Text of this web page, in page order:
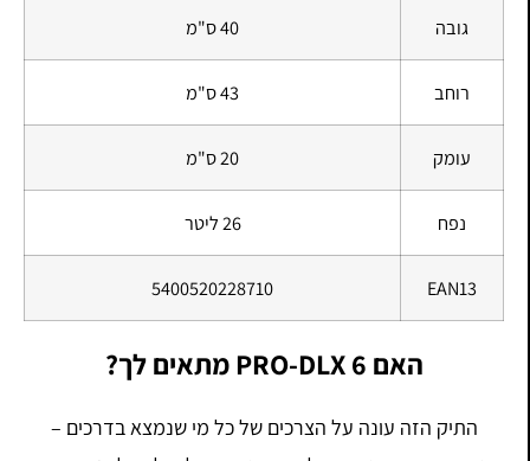
גובה 40 ס"מ
רוחב 43 ס"מ
עומק 20 ס"מ
נפח 26 ליטר
EAN13
5400520228710
האם PRO-DLX 6 מתאים לך?
התיק הזה עונה על הצרכים של כל מי שנמצא בדרכים –